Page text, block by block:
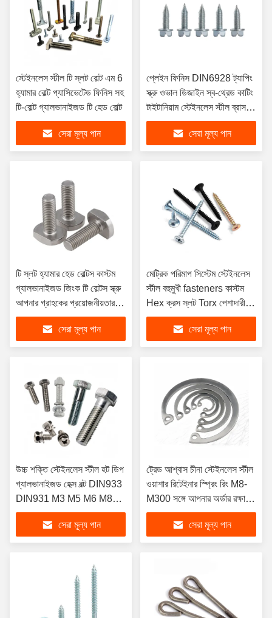
স্টেইনলেস স্টীল টি স্লট বোল্ট এম 6
হ্যামার বোল্ট প্যাসিভেটেড ফিনিস সহ
টি-বোল্ট গ্যালভানাইজড টি হেড বোল্ট
সেরা মূল্য পান
প্লেইন ফিনিস DIN6928 ট্যাপিং
স্ক্রু ওভাল ডিজাইন স্ব-থ্রেড কাটিং
টাইটানিয়াম স্টেইনলেস স্টীল ব্রাস
নিকেল জিংক-প্লেটেড
সেরা মূল্য পান
টি স্লট হ্যামার হেড বোল্টস কাস্টম
গ্যালভানাইজড জিংক টি বোল্টস স্ক্রু
আপনার গ্রাহকের প্রয়োজনীয়তার
জন্য ফ্ল্যাট স্কয়ার হেড এম 6 এম 8
সেরা মূল্য পান
মেট্রিক পরিমাপ সিস্টেম স্টেইনলেস
স্টীল বহুমুখী fasteners কাস্টম
Hex ক্রস স্লট Torx পেশাদারী
থেকে স্ক্রু
সেরা মূল্য পান
উচ্চ শক্তি স্টেইনলেস স্টীল হট ডিপ
গ্যালভানাইজড হেক্স বল্ট DIN933
DIN931 M3 M5 M6 M8
M10 M12 M16 ভারী দায়িত্ব
অ্যাপ্লিকেশন জন্যসেরা মূল্য পান
ট্রেড আশ্বাস চীনা স্টেইনলেস স্টীল
ওয়াশার রিটেইনার স্প্রিং রিং M8-
M300 সঙ্গে আপনার অর্ডার রক্ষা
করুন
সেরা মূল্য পান